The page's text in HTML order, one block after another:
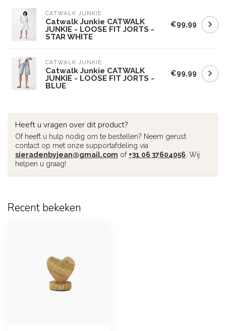
CATWALK JUNKIE
Catwalk Junkie CATWALK
JUNKIE - LOOSE FIT JORTS -
STAR WHITE
€99,99
CATWALK JUNKIE
Catwalk Junkie CATWALK
JUNKIE - LOOSE FIT JORTS -
BLUE
€99,99
Heeft u vragen over dit product?
Of heeft u hulp nodig om te bestellen? Neem gerust
contact op met onze supportafdeling via
sieradenbyjean@gmail.com of +31 06 37604056 . Wij
helpen u graag!
Recent bekeken